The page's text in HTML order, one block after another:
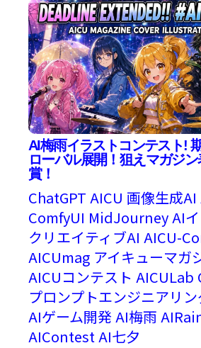
AI梅雨イラストコンテスト!
ローバル展開！狙えマガジ
賞！
ChatGPT AICU 画像生成AI
ComfyUI MidJourneyAI
クリエイティブAI AICU-
AICUmag アイキューマガ
AICUコンテスト AICULab
プロンプトエンジニアリン
AIゲーム開発 AI梅雨
AIContestAI七夕